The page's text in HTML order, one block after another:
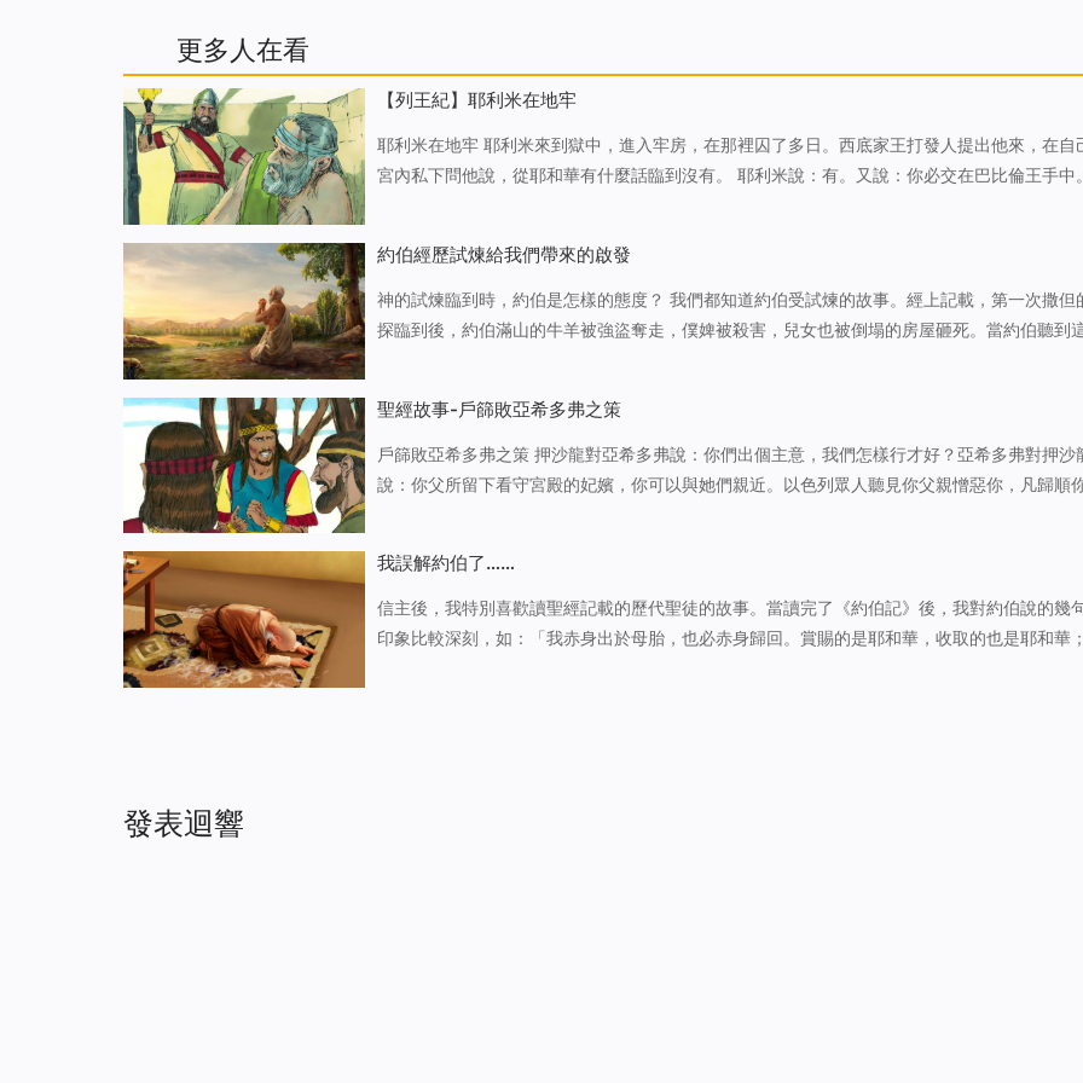
更多人在看
【列王紀】耶利米在地牢
耶利米在地牢 耶利米來到獄中，進入牢房，在那裡囚了多日。西底家王打發人提出他來，在自
宮內私下問他說，從耶和華有什麼話臨到沒有。 耶利米說：有。又說：你必交在巴比倫王手中。耶
約伯經歷試煉給我們帶來的啟發
神的試煉臨到時，約伯是怎樣的態度？ 我們都知道約伯受試煉的故事。經上記載，第一次撒但
探臨到後，約伯滿山的牛羊被強盜奪走，僕婢被殺害，兒女也被倒塌的房屋砸死。當約伯聽到
聖經故事-戶篩敗亞希多弗之策
戶篩敗亞希多弗之策 押沙龍對亞希多弗說：你們出個主意，我們怎樣行才好？亞希多弗對押沙
說：你父所留下看守宮殿的妃嬪，你可以與她們親近。以色列眾人聽見你父親憎惡你，凡歸順
我誤解約伯了……
信主後，我特別喜歡讀聖經記載的歷代聖徒的故事。當讀完了《約伯記》後，我對約伯說的幾
印象比較深刻，如：「我赤身出於母胎，也必赤身歸回。賞賜的是耶和華，收取的也是耶和華
發表迴響